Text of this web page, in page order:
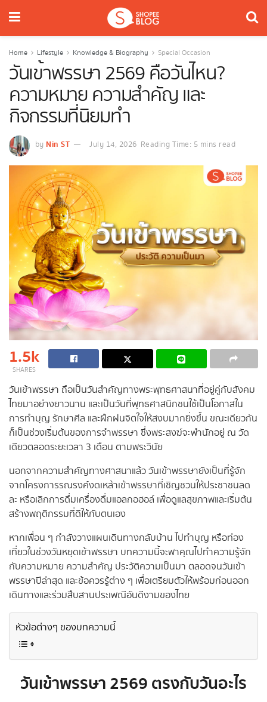
Home Lifestyle Knowledge & Biography Special Occasion
วันเข้าพรรษา 2569 คือวันไหน?
ความหมาย ความสำคัญ และ
กิจกรรมที่นิยมทำ
by Nin ST July 14, 2026 Reading Time: 5 mins read
1.5k
SHARES
วันเข้าพรรษา ถือเป็นวันสำคัญทางพระพุทธศาสนาที่อยู่คู่กับสังคม
ไทยมาอย่างยาวนาน และเป็นวันที่พุทธศาสนิกชนใช้เป็นโอกาสใน
การทำบุญ รักษาศีล และฝึกฝนจิตใจให้สงบมากยิ่งขึ้น ขณะเดียวกัน
ก็เป็นช่วงเริ่มต้นของการจำพรรษา ซึ่งพระสงฆ์จะพำนักอยู่ ณ วัด
เดียวตลอดระยะเวลา 3 เดือน ตามพระวินัย
นอกจากความสำคัญทางศาสนาแล้ว วันเข้าพรรษายังเป็นที่รู้จัก
จากโครงการรณรงค์งดเหล้าเข้าพรรษาที่เชิญชวนให้ประชาชนลด
ละ หรือเลิกการดื่มเครื่องดื่มแอลกอฮอล์ เพื่อดูแลสุขภาพและเริ่มต้น
สร้างพฤติกรรมที่ดีให้กับตนเอง
หากเพื่อน ๆ กำลังวางแผนเดินทางกลับบ้าน ไปทำบุญ หรือท่อง
เที่ยวในช่วงวันหยุดเข้าพรรษา บทความนี้จะพาคุณไปทำความรู้จัก
กับความหมาย ความสำคัญ ประวัติความเป็นมา ตลอดจนวันเข้า
พรรษาปีล่าสุด และข้อควรรู้ต่าง ๆ เพื่อเตรียมตัวให้พร้อมก่อนออก
เดินทางและร่วมสืบสานประเพณีอันดีงามของไทย
หัวข้อต่างๆ ของบทความนี้
วันเข้าพรรษา 2569 ตรงกับวันอะไร